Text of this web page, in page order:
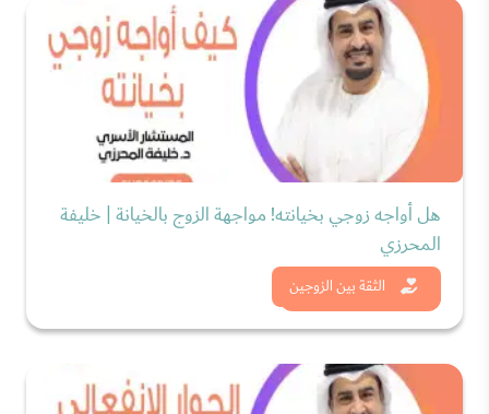
الثقة بين الزوجين
هل أواجه زوجي بخيانته! مواجهة الزوج بالخيانة | خليفة
المحرزي
شاهد الان